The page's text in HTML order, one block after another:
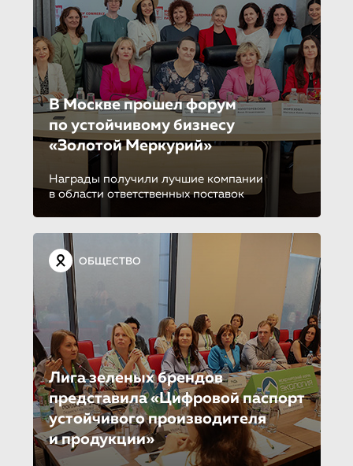
В Москве прошел форум
по устойчиво­му бизнесу
«Золотой Меркурий»
Награды получили лучшие компании
в области ответственных поставок
ОБЩЕСТВО
Лига зеленых брендов
представила «Цифровой паспорт
устойчивого производителя
и продукции»